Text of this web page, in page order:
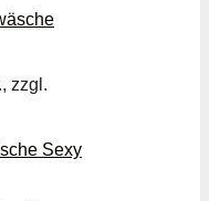
zzgl.